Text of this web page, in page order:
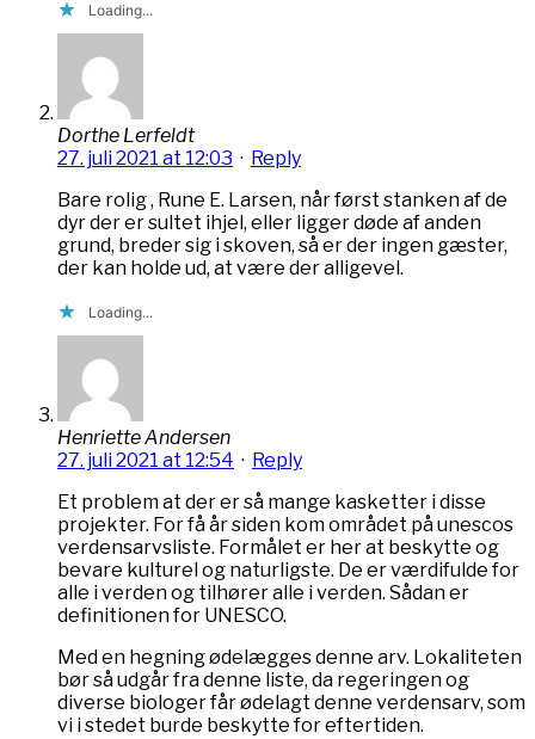
Loading...
Dorthe Lerfeldt
27. juli 2021 at 12:03 · Reply
Bare rolig , Rune E. Larsen, når først stanken af de
dyr der er sultet ihjel, eller ligger døde af anden
grund, breder sig i skoven, så er der ingen gæster,
der kan holde ud, at være der alligevel.
Loading...
Henriette Andersen
27. juli 2021 at 12:54 · Reply
Et problem at der er så mange kasketter i disse
projekter. For få år siden kom området på unescos
verdensarvsliste. Formålet er her at beskytte og
bevare kulturel og naturligste. De er værdifulde for
alle i verden og tilhører alle i verden. Sådan er
definitionen for UNESCO.
Med en hegning ødelægges denne arv. Lokaliteten
bør så udgår fra denne liste, da regeringen og
diverse biologer får ødelagt denne verdensarv, som
vi i stedet burde beskytte for eftertiden.